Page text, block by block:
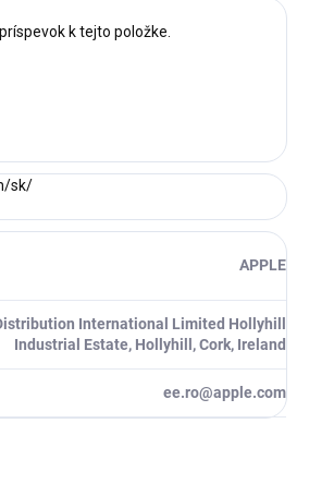
k tejto položke.
sk/
APPLE
International Limited Hollyhill
Industrial Estate, Hollyhill, Cork, Ireland
ee.ro@apple.com